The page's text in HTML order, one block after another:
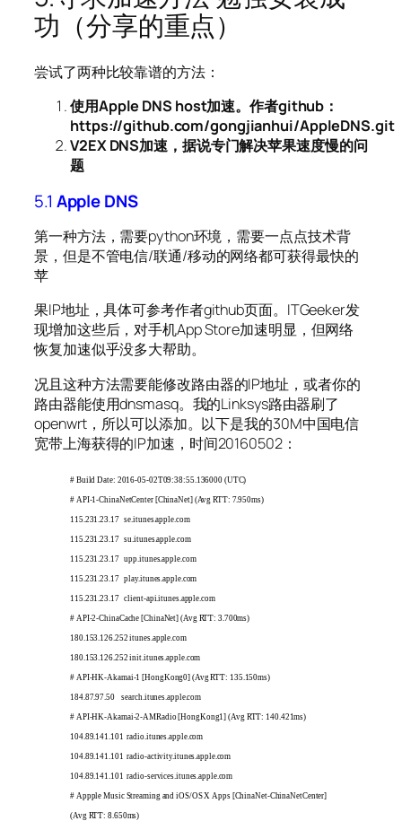
功（分享的重点）
尝试了两种比较靠谱的方法：
使用Apple DNS host加速。作者github：
https://github.com/gongjianhui/AppleDNS.git
V2EX DNS加速，据说专门解决苹果速度慢的问
题
5.1 Apple DNS
第一种方法，需要python环境，需要一点点技术背
景，但是不管电信/联通/移动的网络都可获得最快的
苹
果IP地址，具体可参考作者github页面。ITGeeker发
现增加这些后，对手机App Store加速明显，但网络
恢复加速似乎没多大帮助。
况且这种方法需要能修改路由器的IP地址，或者你的
路由器能使用dnsmasq。我的Linksys路由器刷了
openwrt，所以可以添加。以下是我的30M中国电信
宽带上海获得的IP加速，时间20160502：
# Build Date: 2016-05-02T09:38:55.136000 (UTC)
# API-1-ChinaNetCenter [ChinaNet] (Avg RTT: 7.950ms)
115.231.23.17 se.itunes.apple.com
115.231.23.17 su.itunes.apple.com
115.231.23.17 upp.itunes.apple.com
115.231.23.17 play.itunes.apple.com
115.231.23.17 client-api.itunes.apple.com
# API-2-ChinaCache [ChinaNet] (Avg RTT: 3.700ms)
180.153.126.252 itunes.apple.com
180.153.126.252 init.itunes.apple.com
# API-HK-Akamai-1 [HongKong0] (Avg RTT: 135.150ms)
184.87.97.50 search.itunes.apple.com
# API-HK-Akamai-2-AMRadio [HongKong1] (Avg RTT: 140.421ms)
104.89.141.101 radio.itunes.apple.com
104.89.141.101 radio-activity.itunes.apple.com
104.89.141.101 radio-services.itunes.apple.com
# Appple Music Streaming and iOS/OS X Apps [ChinaNet-ChinaNetCenter]
(Avg RTT: 8.650ms)